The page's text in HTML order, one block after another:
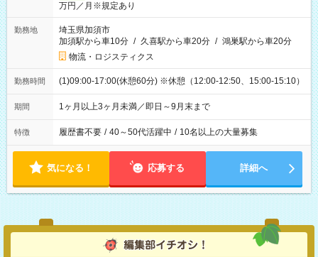
万円／月※規定あり
勤務地
埼玉県加須市
加須駅から車10分 / 久喜駅から車20分 / 鴻巣駅から車20分
物流・ロジスティクス
勤務時間 (1)09:00-17:00(休憩60分) ※休憩（12:00-12:50、15:00-15:10）
期間 1ヶ月以上3ヶ月未満／即日～9月末まで
特徴 履歴書不要 / 40～50代活躍中 / 10名以上の大量募集
気になる！ 応募する 詳細へ